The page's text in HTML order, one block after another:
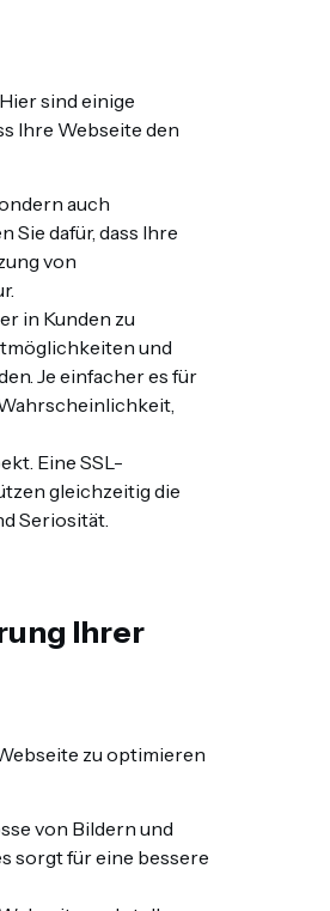
sind einige
Ihre Webseite den
auch
dafür, dass Ihre
von
in Kunden zu
und
Je einfacher es für
Eine SSL-
gleichzeitig die
Seriosität.
Ihrer
zu optimieren
von Bildern und
sorgt für eine bessere